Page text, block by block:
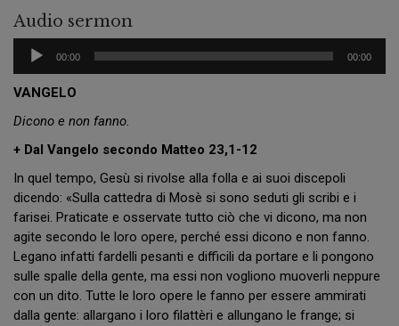
Audio sermon
Audio
Player
00:00 00:00
VANGELO
Dicono e non fanno.
+ Dal Vangelo secondo Matteo 23,1-12
In quel tempo, Gesù si rivolse alla folla e ai suoi discepoli
dicendo: «Sulla cattedra di Mosè si sono seduti gli scribi e i
farisei. Praticate e osservate tutto ciò che vi dicono, ma non
agite secondo le loro opere, perché essi dicono e non fanno.
Legano infatti fardelli pesanti e difficili da portare e li pongono
sulle spalle della gente, ma essi non vogliono muoverli neppure
con un dito. Tutte le loro opere le fanno per essere ammirati
dalla gente: allargano i loro filattèri e allungano le frange; si